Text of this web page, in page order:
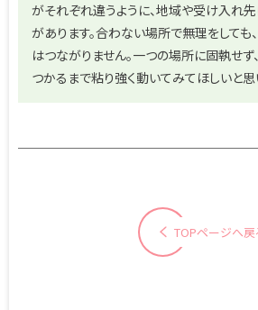
がそれぞれ違うように、地域や受け入れ
があります。合わない場所で無理をして
はつながりません。一つの場所に固執せ
つかるまで粘り強く動いてみてほしいと思
TOPページへ戻